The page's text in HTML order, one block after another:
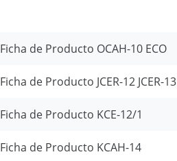
Ficha de Producto OCAH-10 ECO
Ficha de Producto JCER-12 JCER-13
Ficha de Producto KCE-12/1
Ficha de Producto KCAH-14